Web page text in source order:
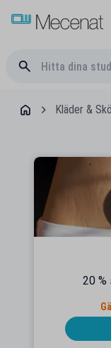
Kläder &
20 %